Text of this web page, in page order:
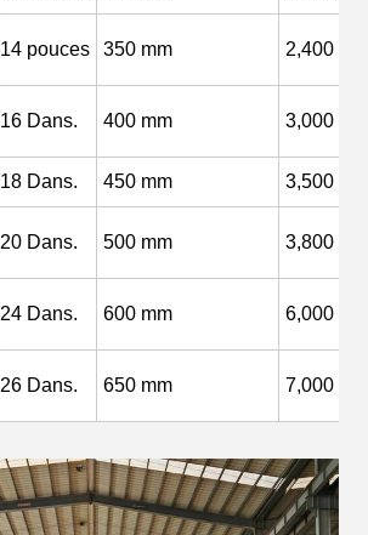
14 pouces 350 mm 2,400
16 Dans. 400 mm 3,000
18 Dans. 450 mm 3,500
20 Dans. 500 mm 3,800
24 Dans. 600 mm 6,000
26 Dans. 650 mm 7,000